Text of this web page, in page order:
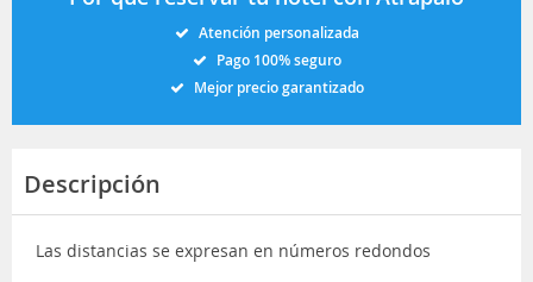
Atención personalizada
Pago 100% seguro
Mejor precio garantizado
Descripción
Las distancias se expresan en números redondos